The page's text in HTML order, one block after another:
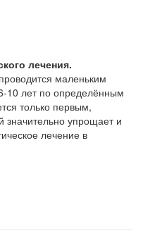
лечения.
маленьким
10 лет по определённым
только первым,
значительно упрощает и
лечение в